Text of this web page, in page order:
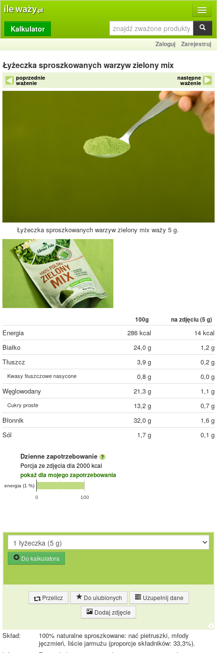
Produkty
Dziennik
Przelicznik
Porównywarka
Kalkulator
Zaloguj Zarejestruj
Łyżeczka sproszkowanych warzyw zielony mix
poprzednie
ważenie
następne
ważenie
Łyżeczka sproszkowanych warzyw zielony mix waży 5 g.
100g na zdjęciu (5 g)
Energia 286 kcal
14 kcal
Białko
24,0 g
1,2 g
Tłuszcz
3,9 g 0,2 g
Kwasy tłuszczowe nasycone 0,8 g
0,0 g
Węglowodany
21,3 g 1,1 g
Cukry proste 13,2 g
0,7 g
Błonnik
32,0 g
1,6 g
Sól
1,7 g 0,1 g
Dzienne zapotrzebowanie
Porcja ze zdjęcia dla 2000 kcal
pokaż dla mojego zapotrzebowania
0 100
energia (1 %)
Do kalkulatora
Przelicz Do ulubionych
Uzupełnij dane
Dodaj zdjęcie
Skład:
100% naturalne sproszkowane: nać pietruszki, młody
jęczmień, liście jarmużu (proporcje składników: 33,3%).